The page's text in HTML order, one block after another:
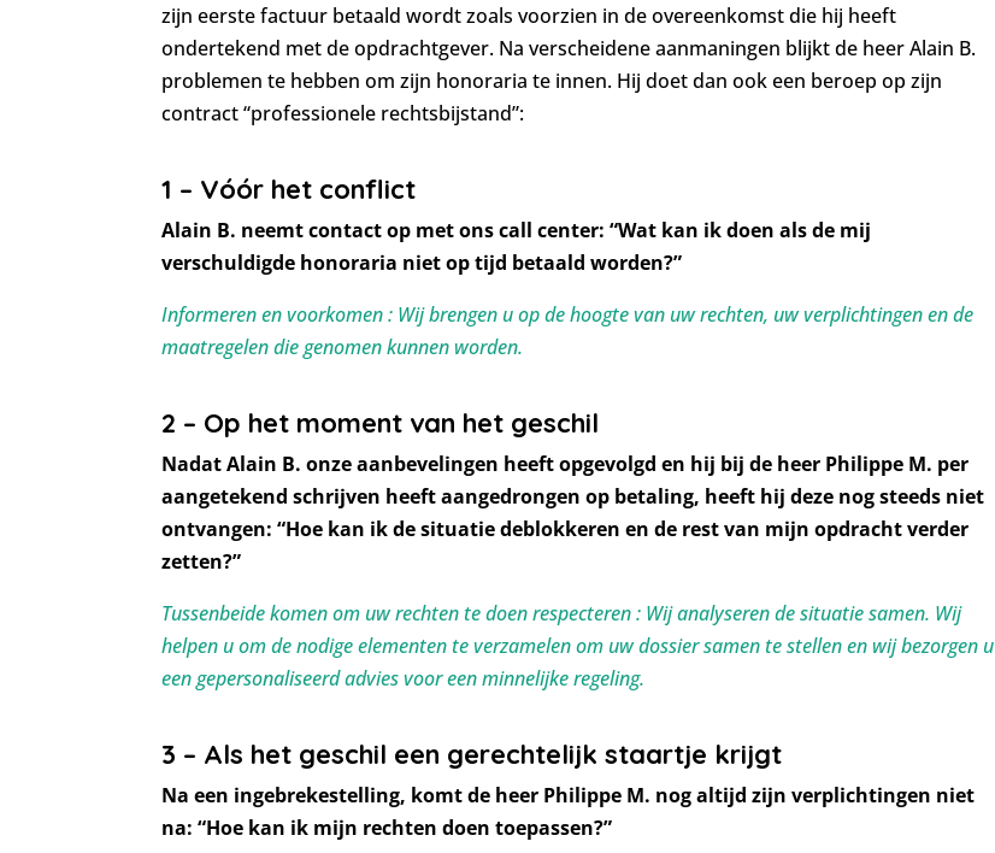
zijn eerste factuur betaald wordt zoals voorzien in de overeenkomst die hij heeft
ondertekend met de opdrachtgever. Na verscheidene aanmaningen blijkt de heer Alain B.
problemen te hebben om zijn honoraria te innen. Hij doet dan ook een beroep op zijn
contract “professionele rechtsbijstand”:
1 – Vóór het conflict
Alain B. neemt contact op met ons call center: “Wat kan ik doen als de mij
verschuldigde honoraria niet op tijd betaald worden?”
Informeren en voorkomen : Wij brengen u op de hoogte van uw rechten, uw verplichtingen en de
maatregelen die genomen kunnen worden.
2 – Op het moment van het geschil
Nadat Alain B. onze aanbevelingen heeft opgevolgd en hij bij de heer Philippe M. per
aangetekend schrijven heeft aangedrongen op betaling, heeft hij deze nog steeds niet
ontvangen: “Hoe kan ik de situatie deblokkeren en de rest van mijn opdracht verder
zetten?”
Tussenbeide komen om uw rechten te doen respecteren : Wij analyseren de situatie samen. Wij
helpen u om de nodige elementen te verzamelen om uw dossier samen te stellen en wij bezorgen u
een gepersonaliseerd advies voor een minnelijke regeling.
3 – Als het geschil een gerechtelijk staartje krijgt
Na een ingebrekestelling, komt de heer Philippe M. nog altijd zijn verplichtingen niet
na: “Hoe kan ik mijn rechten doen toepassen?”